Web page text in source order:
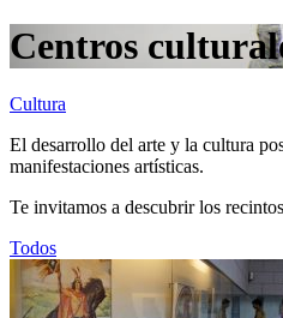
Centros
Cultura
El desarrollo del arte y la cultura
manifestaciones artísticas.
Te invitamos a descubrir los
Todos